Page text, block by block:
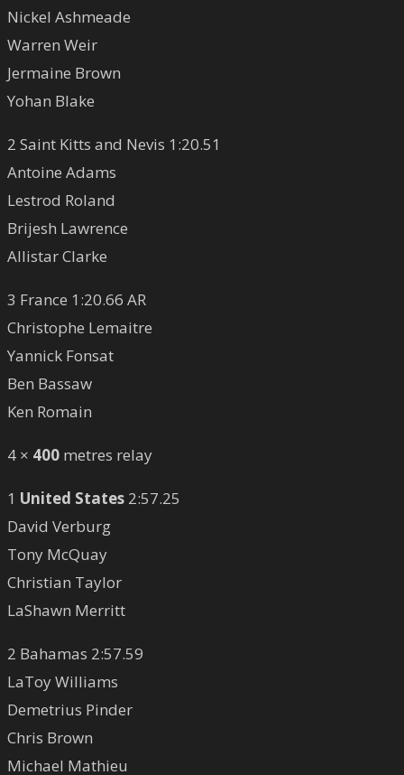
Nickel Ashmeade
Warren Weir
Jermaine Brown
Yohan Blake
2 Saint Kitts and Nevis 1:20.51
Antoine Adams
Lestrod Roland
Brijesh Lawrence
Allistar Clarke
3 France 1:20.66 AR
Christophe Lemaitre
Yannick Fonsat
Ben Bassaw
Ken Romain
4 × 400 metres relay
1 United States 2:57.25
David Verburg
Tony McQuay
Christian Taylor
LaShawn Merritt
2 Bahamas 2:57.59
LaToy Williams
Demetrius Pinder
Chris Brown
Michael Mathieu